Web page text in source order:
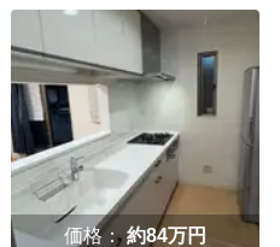
価格：約84万円